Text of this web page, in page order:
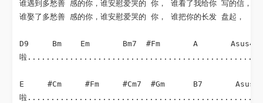
谁遇到多愁善 感的你，谁安慰爱哭的 你， 谁看了我给你 写的信，
谁娶了多愁善 感的你，谁安慰爱哭的 你， 谁把你的长发 盘起，
D9     Bm    Em       Bm7  #Fm       A
啦
E     #Cm     #Fm     #Cm7  #Gm      B7
啦